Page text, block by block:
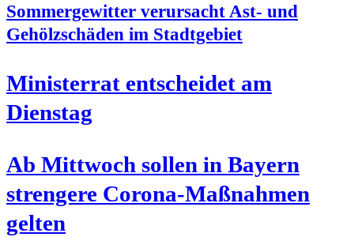
Som­mer­ge­wit­ter ver­ur­sacht Ast- und
Gehölz­schä­den im Stadtgebiet
Minis­ter­rat ent­schei­det am
Dienstag
Ab Mitt­woch sol­len in Bay­ern
stren­ge­re Coro­na-Maß­nah­men
gelten